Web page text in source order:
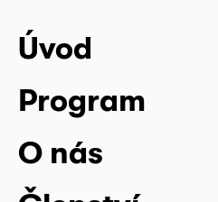
Úvod
Program
O nás